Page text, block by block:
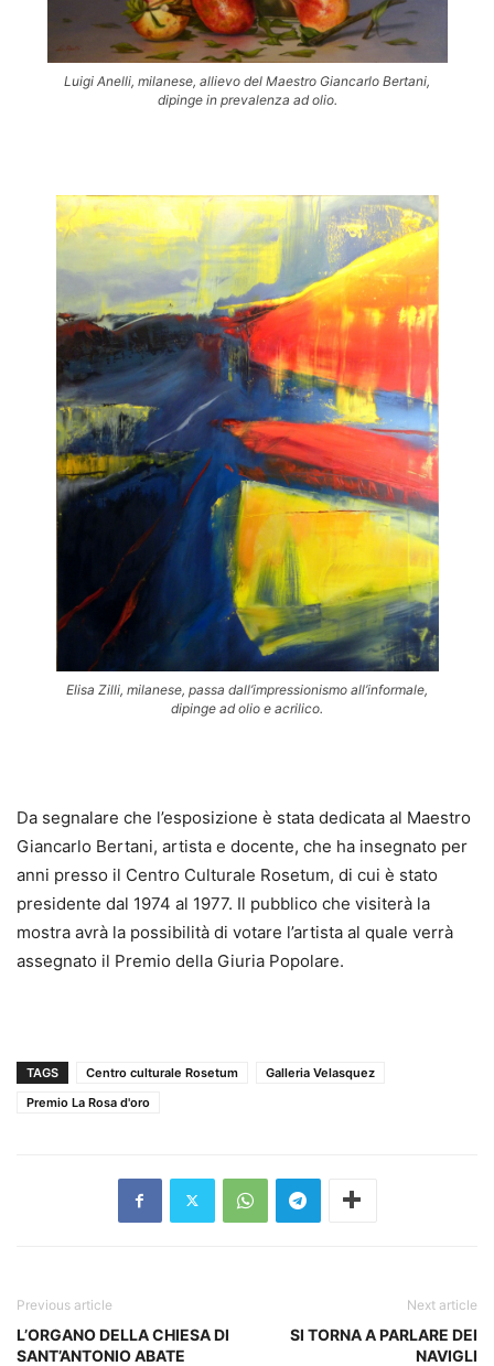
Luigi Anelli, milanese, allievo del Maestro Giancarlo Bertani,
dipinge in prevalenza ad olio.
Elisa Zilli, milanese, passa dall’impressionismo all’informale,
dipinge ad olio e acrilico.
Da segnalare che l’esposizione è stata dedicata al Maestro
Giancarlo Bertani, artista e docente, che ha insegnato per
anni presso il Centro Culturale Rosetum, di cui è stato
presidente dal 1974 al 1977. Il pubblico che visiterà la
mostra avrà la possibilità di votare l’artista al quale verrà
assegnato il Premio della Giuria Popolare.
TAGS Centro culturale Rosetum
Galleria Velasquez
Premio La Rosa d'oro
Previous article
L’ORGANO DELLA CHIESA DI
SANT’ANTONIO ABATE
Next article
SI TORNA A PARLARE DEI
NAVIGLI